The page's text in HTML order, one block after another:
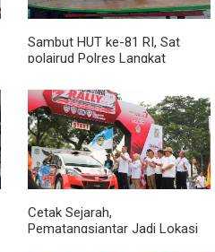
Sambut HUT ke-81 RI, Sat
polairud Polres Langkat
kepada Nelayan
Cetak Sejarah,
Pematangsiantar Jadi Lokasi